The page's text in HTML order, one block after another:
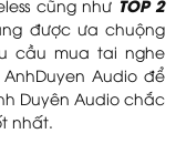
cũng như
TOP 2
được ưa chuộng
cầu mua tai nghe
Audio để
Duyên Audio chắc
nhất.